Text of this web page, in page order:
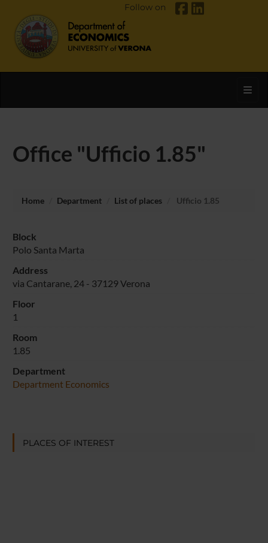
Follow on
Office "Ufficio 1.85"
Home Department List of places Ufficio 1.85
Block
Polo Santa Marta
Address
via Cantarane, 24 - 37129 Verona
Floor
1
Room
1.85
Department
Department Economics
PLACES OF INTEREST